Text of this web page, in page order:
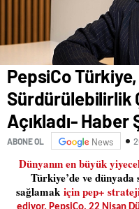
PepsiCo
Sürdürülebilirlik
Açıkladı- Haber
ABONE OL News
Dünyanın en büyük
Türkiye’de ve
sağlamak için pep+